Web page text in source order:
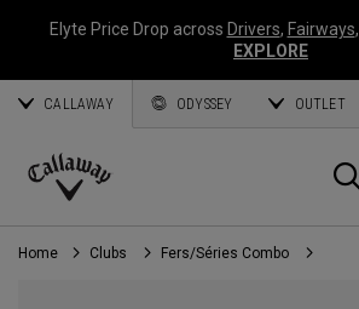
Elyte Price Drop across Drivers, Fairways,
EXPLORE
CALLAWAY ODYSSEY OUTLET
Callaway
Golf
Home Clubs Fers/Séries Combo